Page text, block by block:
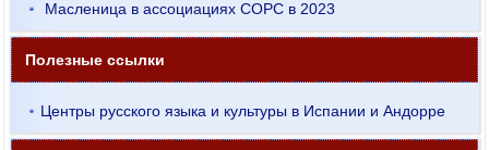
Масленица в ассоциациях СОРС в 2023
Полезные ссылки
Центры русского языка и культуры в Испании и Андорре